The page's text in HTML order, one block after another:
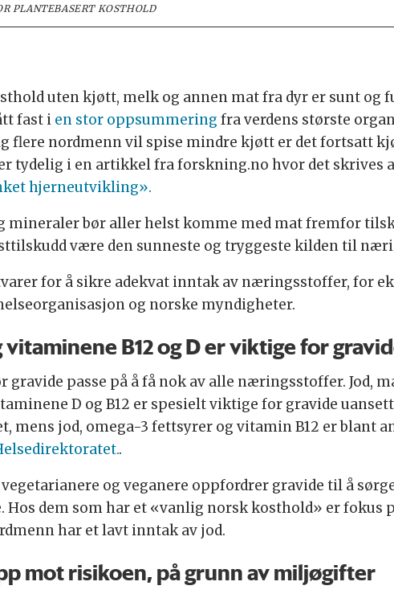
PLANTEBASERT KOSTHOLD
uten kjøtt, melk og annen mat fra dyr er sunt
fast i en stor oppsummering fra verdens største
flere nordmenn vil spise mindre kjøtt er det fortsatt
tydelig i en artikkel fra forskning.no hvor det skrives
hjerneutvikling».
bør aller helst komme med mat fremfor
være den sunneste og tryggeste kilden til
for å sikre adekvat inntak av næringsstoffer, for
og norske myndigheter.
vitaminene B12 og D er viktige for
passe på å få nok av alle næringsstoffer. Jod,
D og B12 er spesielt viktige for gravide
mens jod, omega-3 fettsyrer og vitamin B12 er blant
.
og veganere oppfordrer gravide til å
dem som har et «vanlig norsk kosthold» er fokus
har et lavt inntak av jod.
mot risikoen, på grunn av miljøgifter